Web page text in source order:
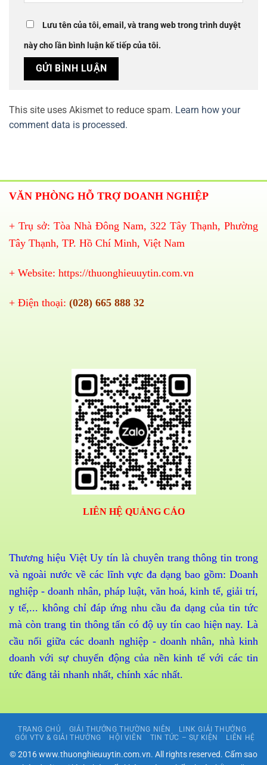
Lưu tên của tôi, email, và trang web trong trình duyệt
này cho lần bình luận kế tiếp của tôi.
This site uses Akismet to reduce spam. Learn how your
comment data is processed.
VĂN PHÒNG HỖ TRỢ DOANH NGHIỆP
+ Trụ sở: Tòa Nhà Đông Nam, 322 Tây Thạnh, Phường
Tây Thạnh, TP. Hồ Chí Minh, Việt Nam
+ Website: https://thuonghieuuytin.com.vn
+ Điện thoại: (028) 665 888 32
LIÊN HỆ QUẢNG CÁO
Thương hiệu Việt Uy tín là chuyên trang thông tin trong
và ngoài nước về các lĩnh vực đa dạng bao gồm: Doanh
nghiệp - doanh nhân, pháp luật, văn hoá, kinh tế, giải trí,
y tế,... không chỉ đáp ứng nhu cầu đa dạng của tin tức
mà còn trang tin thông tấn có độ uy tín cao hiện nay. Là
cầu nối giữa các doanh nghiệp - doanh nhân, nhà kinh
doanh với sự chuyển động của nền kinh tế với các tin
tức đăng tải nhanh nhất, chính xác nhất.
TRANG CHỦ GIẢI THƯỞNG THƯỜNG NIÊN
LINK GIẢI THƯỞNG
GÓI VTV & GIẢI THƯỞNG
HỘI VIÊN TIN TỨC – SỰ KIỆN LIÊN HỆ
© 2016 www.thuonghieuuytin.com.vn. All rights reserved. Cấm sao